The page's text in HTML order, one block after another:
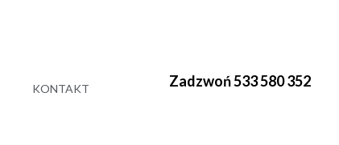
KONTAKT Zadzwoń 533 580 352